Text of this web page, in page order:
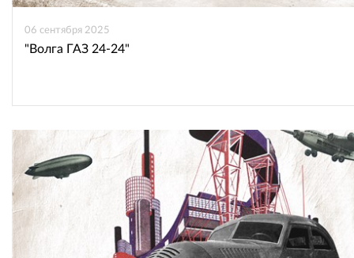
06 сентября 2025
"Волга ГАЗ 24-24"